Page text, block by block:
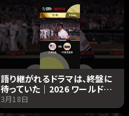
語り継がれるドラマは、終盤に
待っていた｜2026 ワールドベ
ースボールクラシック |
Netflix Japan
3月18日